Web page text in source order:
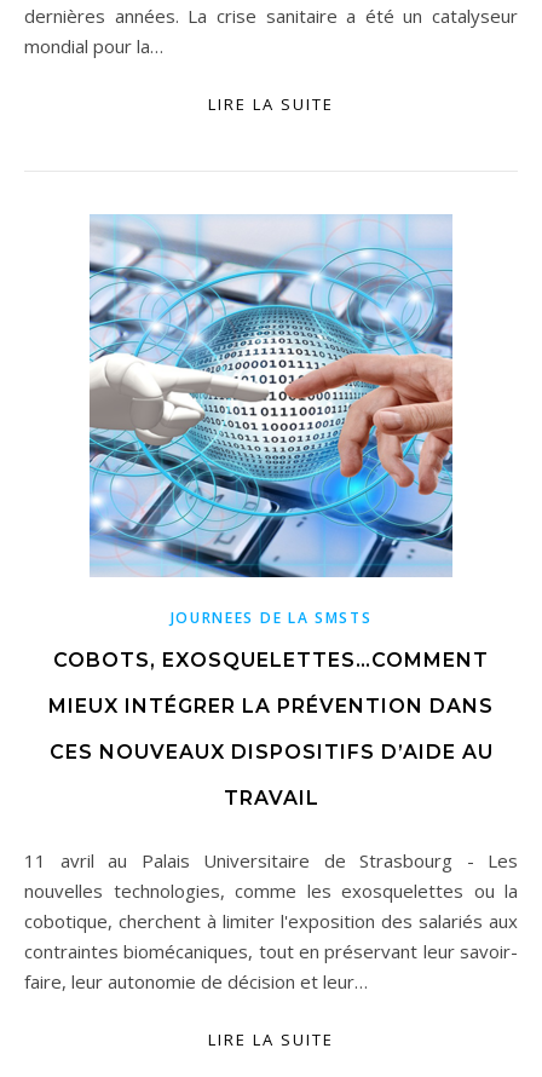
dernières années. La crise sanitaire a été un catalyseur
mondial pour la…
LIRE LA SUITE
JOURNEES DE LA SMSTS
COBOTS, EXOSQUELETTES…COMMENT
MIEUX INTÉGRER LA PRÉVENTION DANS
CES NOUVEAUX DISPOSITIFS D’AIDE AU
TRAVAIL
11 avril au Palais Universitaire de Strasbourg - Les
nouvelles technologies, comme les exosquelettes ou la
cobotique, cherchent à limiter l'exposition des salariés aux
contraintes biomécaniques, tout en préservant leur savoir-
faire, leur autonomie de décision et leur…
LIRE LA SUITE